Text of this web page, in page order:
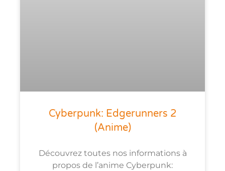
Cyberpunk: Edgerunners 2
(anime)
Découvrez toutes nos informations à
propos de l’anime Cyberpunk: